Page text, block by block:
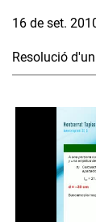
16 de set.
Resolució